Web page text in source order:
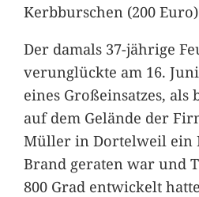
Kerbburschen (200
Der damals 37-jährige
verunglückte am 16.
eines Großeinsatzes, als
auf dem Gelände der
Müller in Dortelweil ein
Brand geraten war und
800 Grad entwickelt